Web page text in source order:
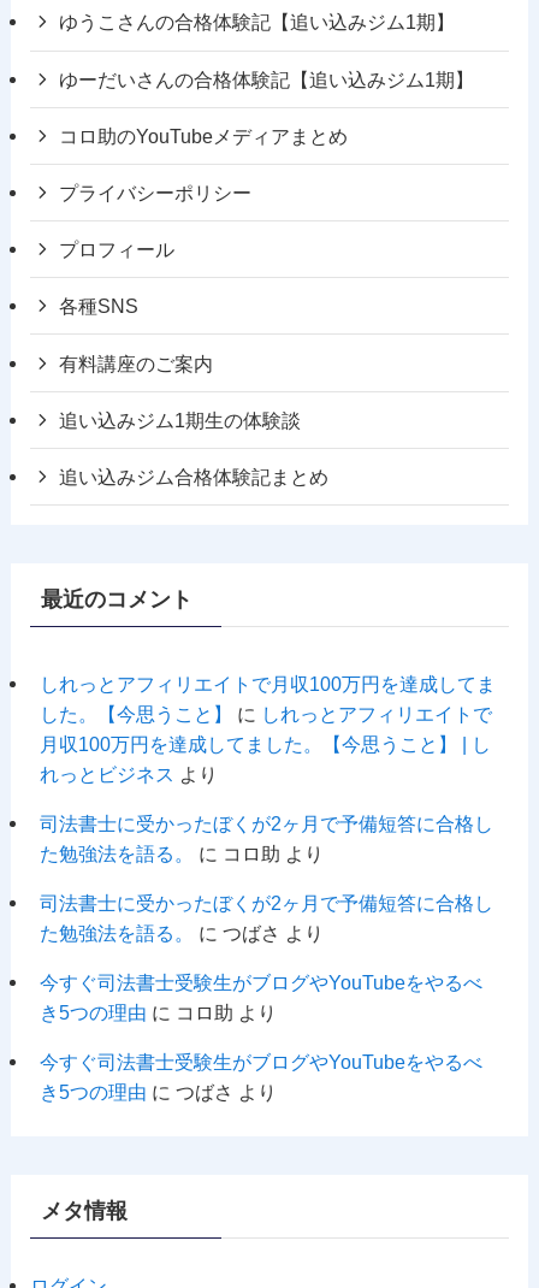
ゆうこさんの合格体験記【追い込みジム1期】
ゆーだいさんの合格体験記【追い込みジム1期】
コロ助のYouTubeメディアまとめ
プライバシーポリシー
プロフィール
各種SNS
有料講座のご案内
追い込みジム1期生の体験談
追い込みジム合格体験記まとめ
最近のコメント
しれっとアフィリエイトで月収100万円を達成してま
した。【今思うこと】
に しれっとアフィリエイトで
月収100万円を達成してました。【今思うこと】 | し
れっとビジネス より
司法書士に受かったぼくが2ヶ月で予備短答に合格し
た勉強法を語る。
に コロ助 より
司法書士に受かったぼくが2ヶ月で予備短答に合格し
た勉強法を語る。
に つばさ より
今すぐ司法書士受験生がブログやYouTubeをやるべ
き5つの理由 に コロ助 より
今すぐ司法書士受験生がブログやYouTubeをやるべ
き5つの理由 に つばさ より
メタ情報